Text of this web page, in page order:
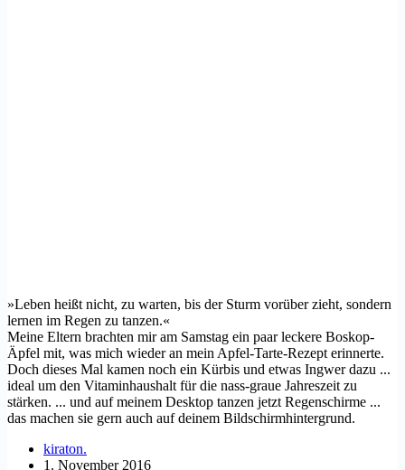
»Leben heißt nicht, zu warten, bis der Sturm vorüber zieht, sondern
lernen im Regen zu tanzen.«
Meine Eltern brachten mir am Samstag ein paar leckere Boskop-
Äpfel mit, was mich wieder an mein Apfel-Tarte-Rezept erinnerte.
Doch dieses Mal kamen noch ein Kürbis und etwas Ingwer dazu ...
ideal um den Vitaminhaushalt für die nass-graue Jahreszeit zu
stärken. ... und auf meinem Desktop tanzen jetzt Regenschirme ...
das machen sie gern auch auf deinem Bildschirmhintergrund.
kiraton.
1. November 2016